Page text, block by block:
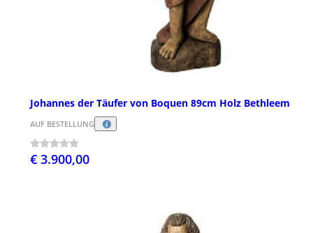
Johannes der Täufer von Boquen 89cm Holz Bethleem
AUF BESTELLUNG
€ 3.900,00